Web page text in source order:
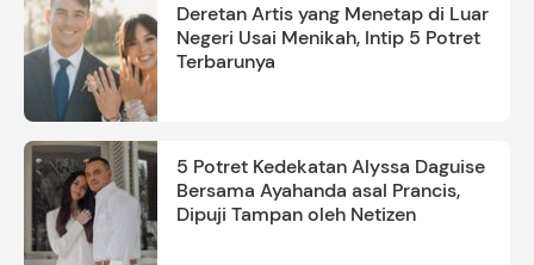
Deretan Artis yang Menetap di Luar
Negeri Usai Menikah, Intip 5 Potret
Terbarunya
5 Potret Kedekatan Alyssa Daguise
Bersama Ayahanda asal Prancis,
Dipuji Tampan oleh Netizen